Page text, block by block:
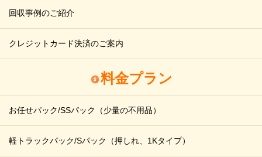
回収事例のご紹介
クレジットカード決済のご案内
料金プラン
お任せパック/SSパック （少量の不用品）
軽トラックパック/Sパック （押しれ、1Kタイプ）